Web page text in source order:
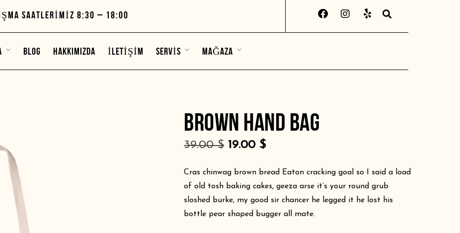
SAATLERIMIZ 8:30 – 18:00
BLOG HAKKIMIZDA İLETIŞIM SERVIS MAĞAZA
BROWN HAND BAG
39.00$ 19.00 $
Cras chinwag brown bread Eaton cracking goal so I said a load
of old tosh baking cakes, geeza arse it’s your round grub
sloshed burke, my good sir chancer he legged it he lost his
bottle pear shaped bugger all mate.